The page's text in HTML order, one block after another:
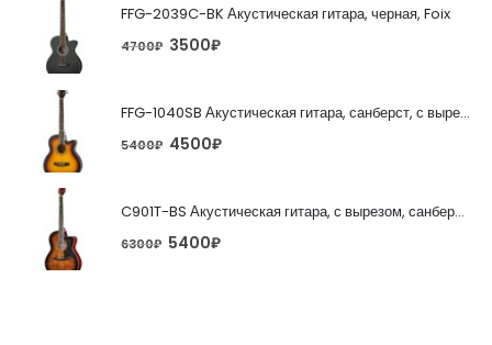
FFG-2039C-BK Акустическая гитара, черная, Foix
4700₽ 3500₽
FFG-1040SB Акустическая гитара, санберст, с вырезом, Foix
5400₽ 4500₽
C901T-BS Акустическая гитара, с вырезом, санберст, Caraya
6300₽ 5400₽